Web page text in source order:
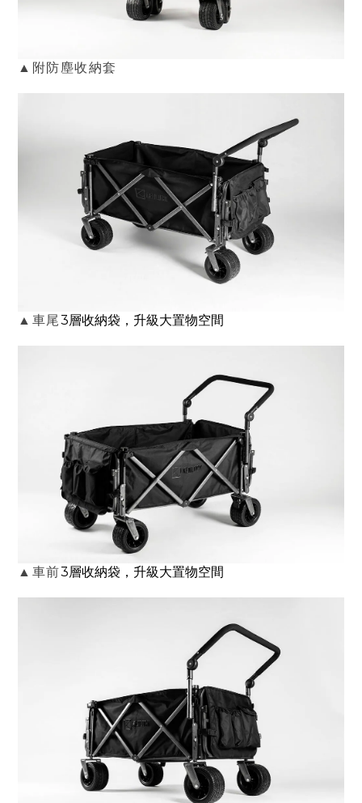
▲附防塵收納套
▲車尾3層收納袋，升級大置物空間
▲車前3層收納袋，升級大置物空間